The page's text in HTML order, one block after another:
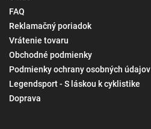
FAQ
Reklamačný poriadok
Vrátenie tovaru
Obchodné podmienky
Podmienky ochrany osobných údajov
Legendsport - S láskou k cyklistike
Doprava